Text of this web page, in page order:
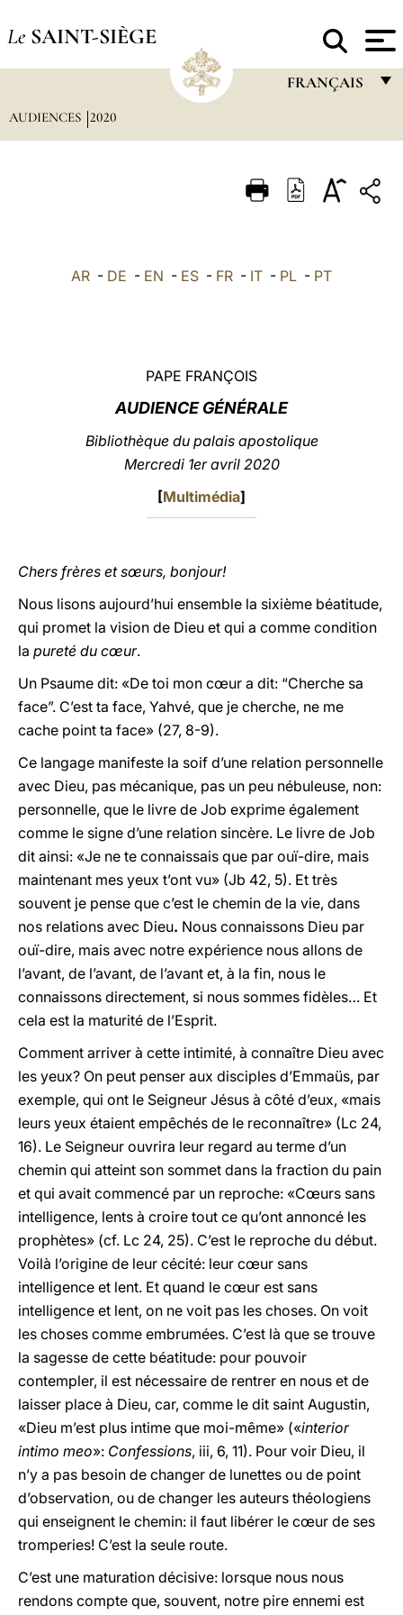
Le SAINT-SIÈGE
FRANÇAIS
ITALIANO
中文
LATINE
AUDIENCES 2020
AR - DE - EN - ES - FR - IT - PL - PT
PAPE FRANÇOIS
AUDIENCE GÉNÉRALE
Bibliothèque du palais apostolique
Mercredi 1er avril 2020
[Multimédia]
Chers frères et sœurs, bonjour!
Nous lisons aujourd’hui ensemble la sixième béatitude,
qui promet la vision de Dieu et qui a comme condition
la pureté du cœur.
Un Psaume dit: «De toi mon cœur a dit: “Cherche sa
face”. C’est ta face, Yahvé, que je cherche, ne me
cache point ta face» (27, 8-9).
Ce langage manifeste la soif d’une relation personnelle
avec Dieu, pas mécanique, pas un peu nébuleuse, non:
personnelle, que le livre de Job exprime également
comme le signe d’une relation sincère. Le livre de Job
dit ainsi: «Je ne te connaissais que par ouï-dire, mais
maintenant mes yeux t’ont vu» (Jb 42, 5). Et très
souvent je pense que c’est le chemin de la vie, dans
nos relations avec Dieu. Nous connaissons Dieu par
ouï-dire, mais avec notre expérience nous allons de
l’avant, de l’avant, de l’avant et, à la fin, nous le
connaissons directement, si nous sommes fidèles… Et
cela est la maturité de l’Esprit.
Comment arriver à cette intimité, à connaître Dieu avec
les yeux? On peut penser aux disciples d’Emmaüs, par
exemple, qui ont le Seigneur Jésus à côté d’eux, «mais
leurs yeux étaient empêchés de le reconnaître» (Lc 24,
16). Le Seigneur ouvrira leur regard au terme d’un
chemin qui atteint son sommet dans la fraction du pain
et qui avait commencé par un reproche: «Cœurs sans
intelligence, lents à croire tout ce qu’ont annoncé les
prophètes» (cf. Lc 24, 25). C’est le reproche du début.
Voilà l’origine de leur cécité: leur cœur sans
intelligence et lent. Et quand le cœur est sans
intelligence et lent, on ne voit pas les choses. On voit
les choses comme embrumées. C’est là que se trouve
la sagesse de cette béatitude: pour pouvoir
contempler, il est nécessaire de rentrer en nous et de
laisser place à Dieu, car, comme le dit saint Augustin,
«Dieu m’est plus intime que moi-même» («interior
intimo meo»: Confessions, iii, 6, 11). Pour voir Dieu, il
n’y a pas besoin de changer de lunettes ou de point
d’observation, ou de changer les auteurs théologiens
qui enseignent le chemin: il faut libérer le cœur de ses
tromperies! C’est la seule route.
C’est une maturation décisive: lorsque nous nous
rendons compte que, souvent, notre pire ennemi est